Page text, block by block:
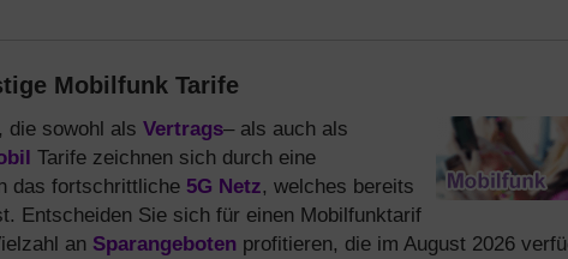
Mobilfunk Tarife
die sowohl als Vertrags– als auch als
Tarife zeichnen sich durch eine
das fortschrittliche 5G Netz, welches bereits
Entscheiden Sie sich für einen Mobilfunktarif
an Sparangeboten profitieren, die im August 2026